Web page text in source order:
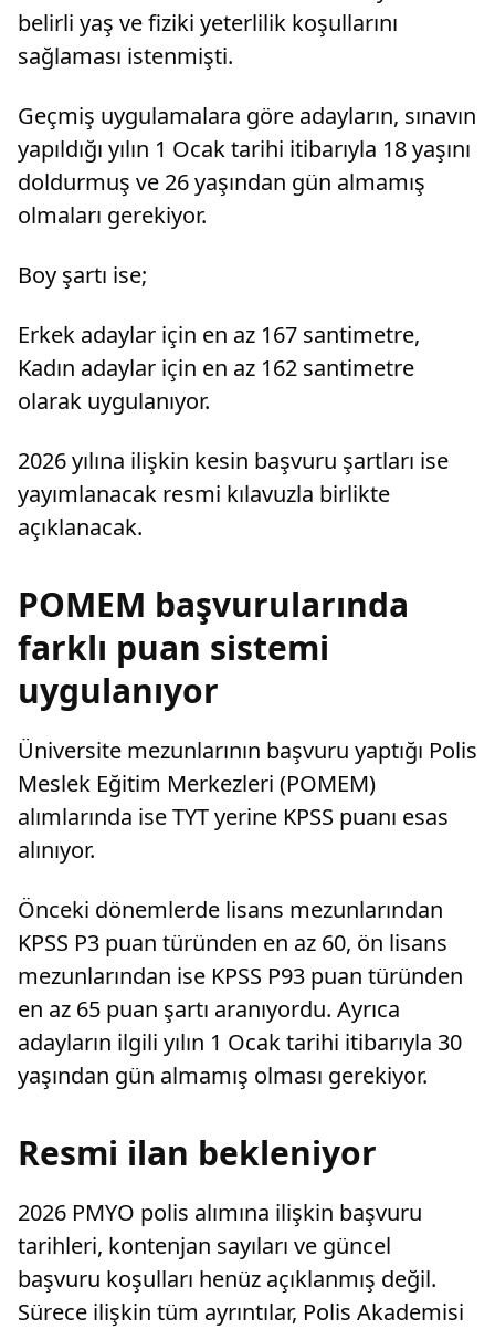
belirli yaş ve fiziki yeterlilik koşullarını
sağlaması istenmişti.
Geçmiş uygulamalara göre adayların, sınavın
yapıldığı yılın 1 Ocak tarihi itibarıyla 18 yaşını
doldurmuş ve 26 yaşından gün almamış
olmaları gerekiyor.
Boy şartı ise;
Erkek adaylar için en az 167 santimetre,
Kadın adaylar için en az 162 santimetre
olarak uygulanıyor.
2026 yılına ilişkin kesin başvuru şartları ise
yayımlanacak resmi kılavuzla birlikte
açıklanacak.
POMEM başvurularında
farklı puan sistemi
uygulanıyor
Üniversite mezunlarının başvuru yaptığı Polis
Meslek Eğitim Merkezleri (POMEM)
alımlarında ise TYT yerine KPSS puanı esas
alınıyor.
Önceki dönemlerde lisans mezunlarından
KPSS P3 puan türünden en az 60, ön lisans
mezunlarından ise KPSS P93 puan türünden
en az 65 puan şartı aranıyordu. Ayrıca
adayların ilgili yılın 1 Ocak tarihi itibarıyla 30
yaşından gün almamış olması gerekiyor.
Resmi ilan bekleniyor
2026 PMYO polis alımına ilişkin başvuru
tarihleri, kontenjan sayıları ve güncel
başvuru koşulları henüz açıklanmış değil.
Sürece ilişkin tüm ayrıntılar, Polis Akademisi